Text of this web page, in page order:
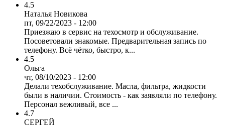
4.5
Наталья Новикова
пт, 09/22/2023 - 12:00
Приезжаю в сервис на техосмотр и обслуживание.
Посоветовали знакомые. Предварительная запись по
телефону. Всё чётко, быстро, к...
4.5
Ольга
чт, 08/10/2023 - 12:00
Делали техобслуживание. Масла, фильтра, жидкости
были в наличии. Стоимость - как заявляли по телефону.
Персонал вежливый, все ...
4.7
СЕРГЕЙ